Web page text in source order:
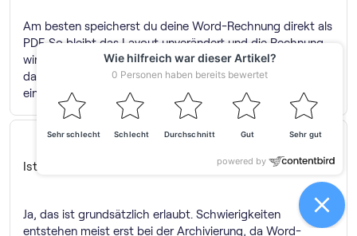
Am besten speicherst du deine Word-Rechnung direkt als
PDF. So bleibt das Layout unverändert und die Rechnung
wird überall korrekt dargestellt. Wichtig ist außerdem,
dass du die Datei nachvollziehbar und unveränderbar in
einem GoBD-konformen DMS archivierst.
Ist es erlaubt, Rechnungen in Word zu schreiben?
Ja, das ist grundsätzlich erlaubt. Schwierigkeiten
entstehen meist erst bei der Archivierung, da Word-